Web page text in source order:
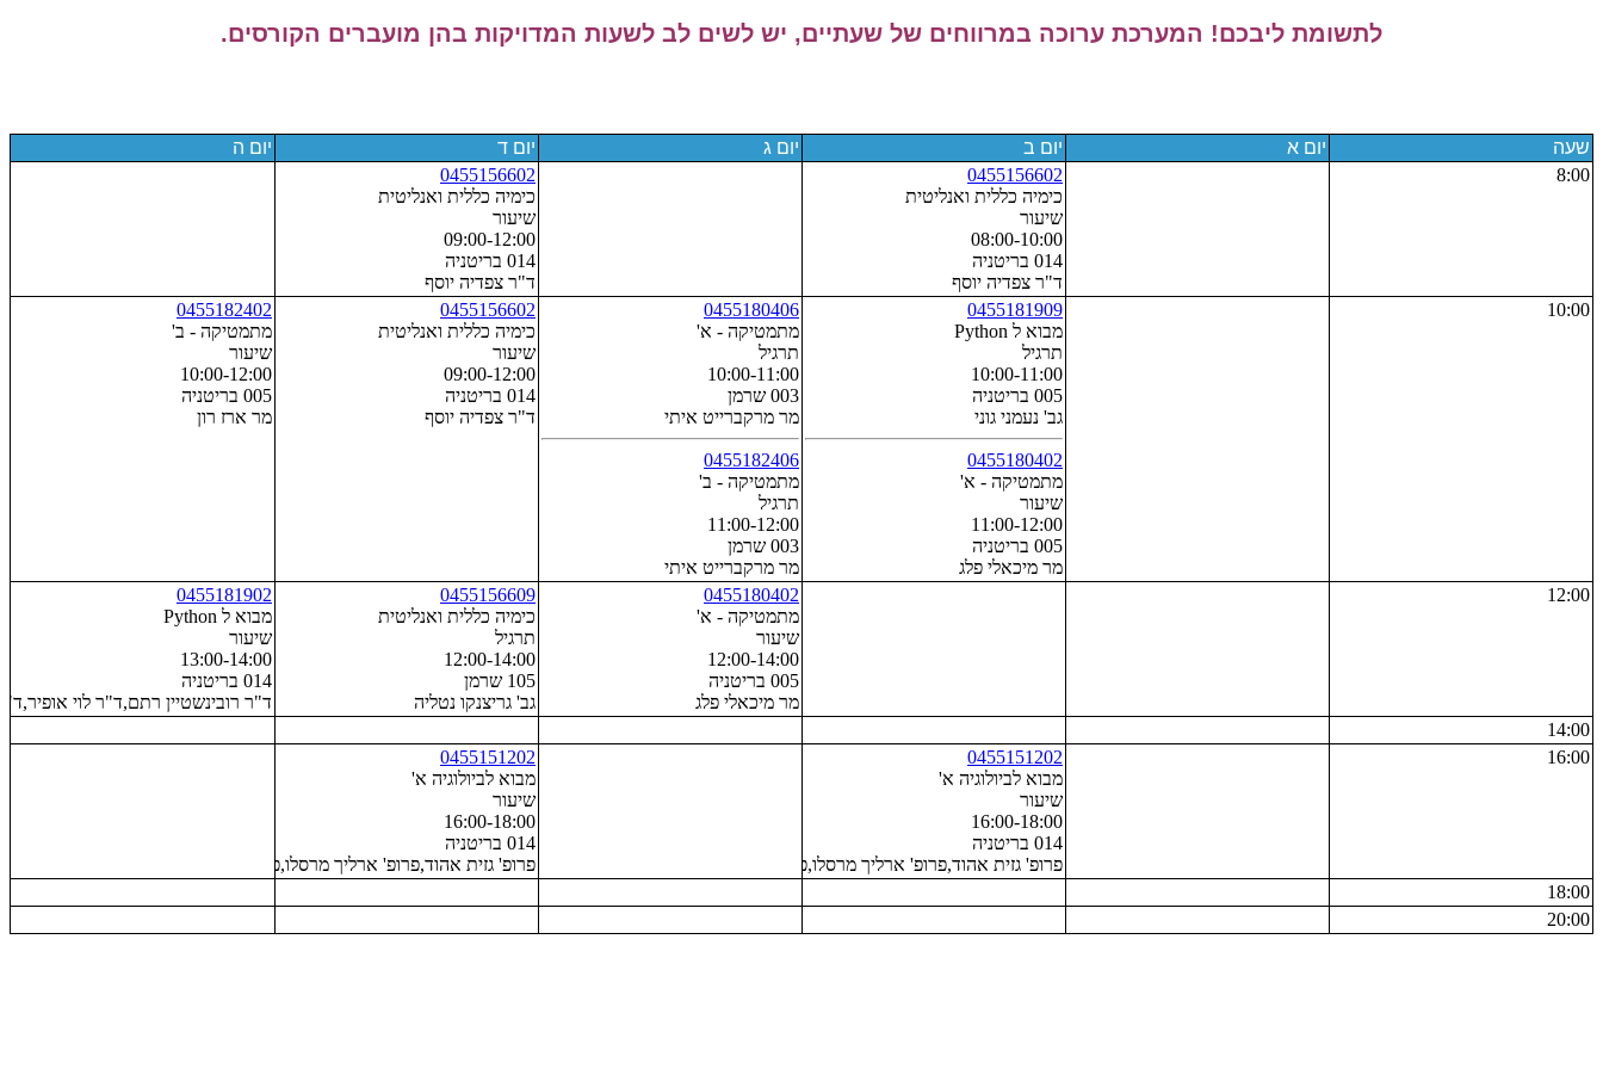
לתשומת ליבכם! המערכת ערוכה במרווחים של שעתיים, יש לשים לב לשעות המדויקות בהן מועברים הקורסים.
שעה יום א יום ב יום ג יום ד
יום ה
8:00
0455156602
כימיה כללית ואנליטית
שיעור
08:00-10:00
014 בריטניה
ד"ר צפדיה יוסף
0455156602
כימיה כללית ואנליטית
שיעור
09:00-12:00
014 בריטניה
ד"ר צפדיה יוסף
10:00
0455181909
מבוא ל Python
תרגיל
10:00-11:00
005 בריטניה
גב' נעמני גוני
0455180402
מתמטיקה - א'
שיעור
11:00-12:00
005 בריטניה
מר מיכאלי פלג
0455180406
מתמטיקה - א'
תרגיל
10:00-11:00
003 שרמן
מר מרקברייט איתי
0455182406
מתמטיקה - ב'
תרגיל
11:00-12:00
003 שרמן
מר מרקברייט איתי
0455156602
כימיה כללית ואנליטית
שיעור
09:00-12:00
014 בריטניה
ד"ר צפדיה יוסף
0455182402
מתמטיקה - ב'
שיעור
10:00-12:00
005 בריטניה
מר ארז רון
12:00
0455180402
מתמטיקה - א'
שיעור
12:00-14:00
005 בריטניה
מר מיכאלי פלג
0455156609
כימיה כללית ואנליטית
תרגיל
12:00-14:00
105 שרמן
גב' גריצנקו נטליה
0455181902
מבוא ל Python
שיעור
13:00-14:00
014 בריטניה
ד"ר רובינשטיין רתם,ד"ר לוי
14:00
16:00
0455151202
מבוא לביולוגיה א'
שיעור
16:00-18:00
014 בריטניה
פרופ' גזית אהוד,פרופ' ארליך מרסלו,פרופ' אבני עדי,פרופ' רכבי עודד
0455151202
מבוא לביולוגיה א'
שיעור
16:00-18:00
014 בריטניה
פרופ' גזית אהוד,פרופ' ארליך מרסלו,פרופ' אבני עדי,פרופ' רכבי עודד
18:00
20:00